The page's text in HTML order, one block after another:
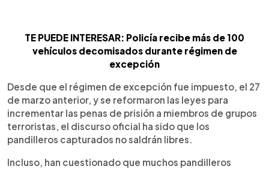
TE PUEDE INTERESAR: Policía recibe más de 100
vehículos decomisados durante régimen de
excepción
Desde que el régimen de excepción fue impuesto, el 27
de marzo anterior, y se reformaron las leyes para
incrementar las penas de prisión a miembros de grupos
terroristas, el discurso oficial ha sido que los
pandilleros capturados no saldrán libres.
Incluso, han cuestionado que muchos pandilleros